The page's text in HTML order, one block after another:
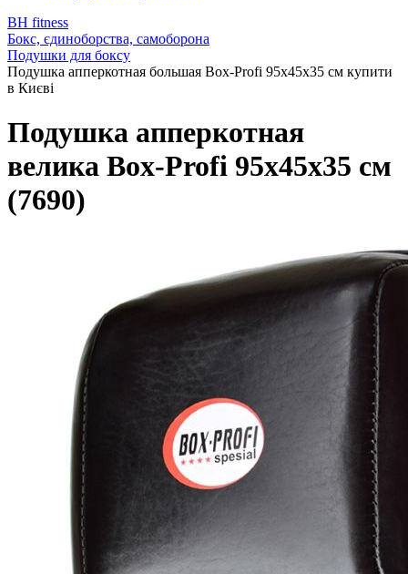
BH fitness
Бокс, єдиноборства, самоборона
Подушки для боксу
Подушка апперкотная большая Box-Profi 95х45х35 см купити
в Києві
Подушка апперкотная
велика Box-Profi 95х45х35 см
(7690)